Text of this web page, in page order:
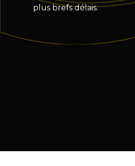
plus brefs délais.